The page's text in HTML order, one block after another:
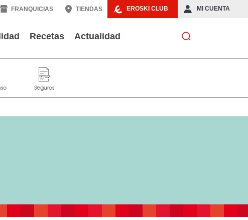
EROSKI CLUB MI CUENTA
FRANQUICIAS TIENDAS
Recetas Actualidad